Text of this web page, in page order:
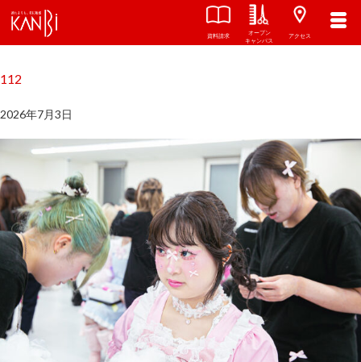
アクセス
オープン
キャンパス
資料請求
関西美容専門学校
112
2026年7月3日